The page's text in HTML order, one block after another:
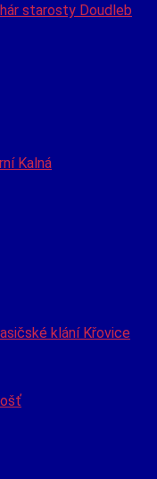
starosty Doudleb
Kalná
klání Křovice